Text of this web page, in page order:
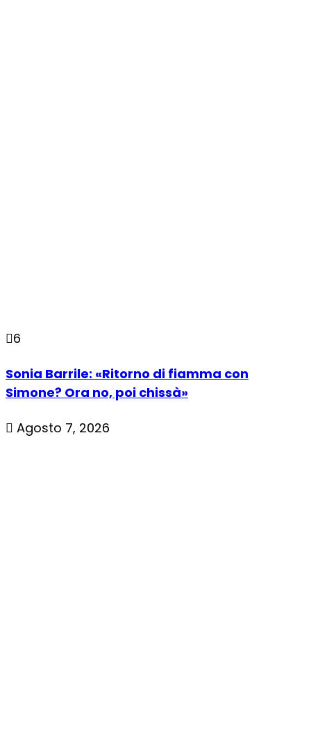
6
Sonia Barrile: «Ritorno di fiamma con
Simone? Ora no, poi chissà»
Agosto 7, 2026